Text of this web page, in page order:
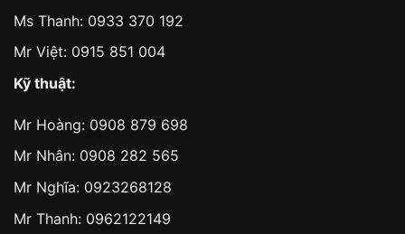
Ms Thanh: 0933 370 192
Mr Việt: 0915 851 004
Kỹ thuật:
Mr Hoàng: 0908 879 698
Mr Nhân: 0908 282 565
Mr Nghĩa: 0923268128
Mr Thanh: 0962122149